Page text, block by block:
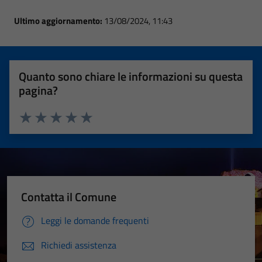
Ultimo aggiornamento: 13/08/2024, 11:43
Quanto sono chiare le informazioni su questa
pagina?
Valuta 5 stelle su 5
Valuta 4 stelle su 5
Valuta 3 stelle su 5
Valuta 2 stelle su 5
Valuta 1 stelle su 5
Contatta il Comune
Leggi le domande frequenti
Richiedi assistenza